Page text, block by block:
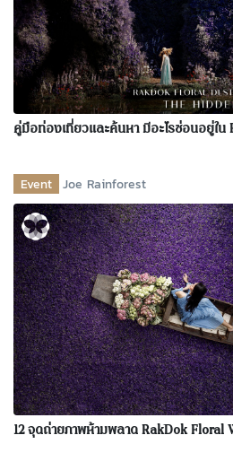
คู่มือท่องเที่ยวและค้นหา มีอะไรซ่อนอยู่ใน
Event Joe Rainforest
12 จุดถ่ายภาพห้ามพลาด RakDok Floral